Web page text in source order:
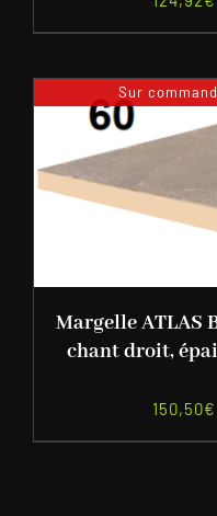
Sur
Margelle ATLAS
chant droit,
150,50€